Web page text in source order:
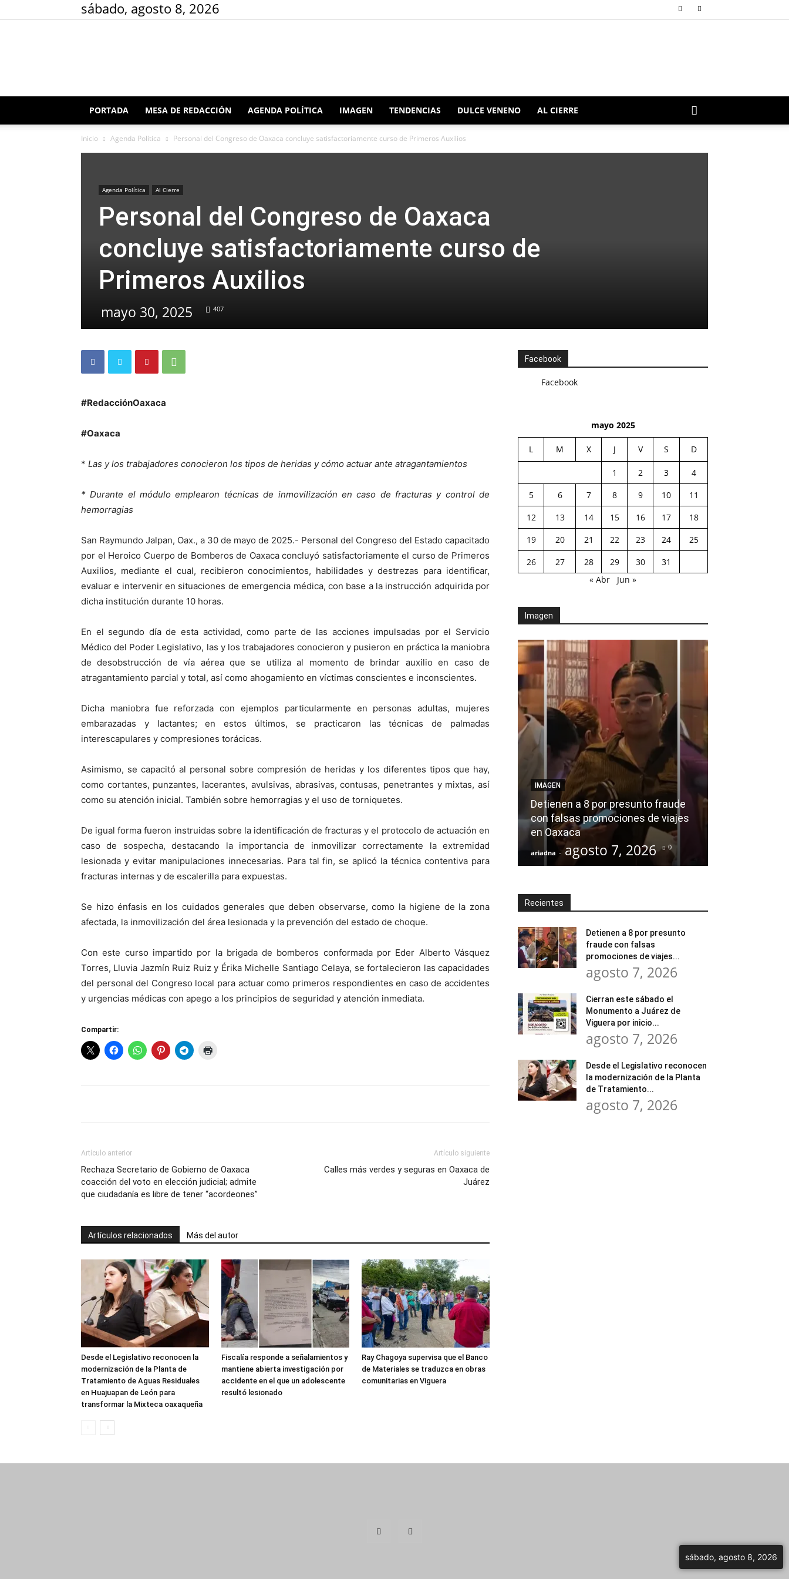
sábado, agosto 8, 2026
Redacción
PORTADA MESA DE REDACCIÓN AGENDA POLÍTICA IMAGEN TENDENCIAS DULCE VENENO AL CIERRE
Inicio Agenda Política Personal del Congreso de Oaxaca concluye satisfactoriamente curso de Primeros Auxilios
Agenda Política Al Cierre
Personal del Congreso de Oaxaca
concluye satisfactoriamente curso de
Primeros Auxilios
mayo 30, 2025 407
#RedacciónOaxaca
#Oaxaca
* Las y los trabajadores conocieron los tipos de heridas y cómo actuar ante atragantamientos
* Durante el módulo emplearon técnicas de inmovilización en caso de fracturas y control de
hemorragias
San Raymundo Jalpan, Oax., a 30 de mayo de 2025.- Personal del Congreso del Estado capacitado
por el Heroico Cuerpo de Bomberos de Oaxaca concluyó satisfactoriamente el curso de Primeros
Auxilios, mediante el cual, recibieron conocimientos, habilidades y destrezas para identificar,
evaluar e intervenir en situaciones de emergencia médica, con base a la instrucción adquirida por
dicha institución durante 10 horas.
En el segundo día de esta actividad, como parte de las acciones impulsadas por el Servicio
Médico del Poder Legislativo, las y los trabajadores conocieron y pusieron en práctica la maniobra
de desobstrucción de vía aérea que se utiliza al momento de brindar auxilio en caso de
atragantamiento parcial y total, así como ahogamiento en víctimas conscientes e inconscientes.
Dicha maniobra fue reforzada con ejemplos particularmente en personas adultas, mujeres
embarazadas y lactantes; en estos últimos, se practicaron las técnicas de palmadas
interescapulares y compresiones torácicas.
Asimismo, se capacitó al personal sobre compresión de heridas y los diferentes tipos que hay,
como cortantes, punzantes, lacerantes, avulsivas, abrasivas, contusas, penetrantes y mixtas, así
como su atención inicial. También sobre hemorragias y el uso de torniquetes.
De igual forma fueron instruidas sobre la identificación de fracturas y el protocolo de actuación en
caso de sospecha, destacando la importancia de inmovilizar correctamente la extremidad
lesionada y evitar manipulaciones innecesarias. Para tal fin, se aplicó la técnica contentiva para
fracturas internas y de escalerilla para expuestas.
Se hizo énfasis en los cuidados generales que deben observarse, como la higiene de la zona
afectada, la inmovilización del área lesionada y la prevención del estado de choque.
Con este curso impartido por la brigada de bomberos conformada por Eder Alberto Vásquez
Torres, Lluvia Jazmín Ruiz Ruiz y Érika Michelle Santiago Celaya, se fortalecieron las capacidades
del personal del Congreso local para actuar como primeros respondientes en caso de accidentes
y urgencias médicas con apego a los principios de seguridad y atención inmediata.
Compartir:
Artículo anterior
Rechaza Secretario de Gobierno de Oaxaca
coacción del voto en elección judicial; admite
que ciudadanía es libre de tener “acordeones”
Artículo siguiente
Calles más verdes y seguras en Oaxaca de
Juárez
Artículos relacionados Más del autor
Desde el Legislativo reconocen la
modernización de la Planta de
Tratamiento de Aguas Residuales
en Huajuapan de León para
transformar la Mixteca oaxaqueña
Fiscalía responde a señalamientos y
mantiene abierta investigación por
accidente en el que un adolescente
resultó lesionado
Ray Chagoya supervisa que el Banco
de Materiales se traduzca en obras
comunitarias en Viguera
Facebook
Facebook
mayo 2025
L M X J V S D
1 2 3
4
5
6 7 8 9 10
11
12
13 14 15 16 17
18
19
20 21 22 23 24
25
26
27 28 29 30
31
« Abr
Jun »
Imagen
IMAGEN
Detienen a 8 por presunto fraude
con falsas promociones de viajes
en Oaxaca
ariadna - agosto 7, 2026 0
Recientes
Detienen a 8 por presunto
fraude con falsas
promociones de viajes...
agosto 7, 2026
Cierran este sábado el
Monumento a Juárez de
Viguera por inicio...
agosto 7, 2026
Desde el Legislativo reconocen
la modernización de la Planta
de Tratamiento...
agosto 7, 2026
sábado, agosto 8, 2026